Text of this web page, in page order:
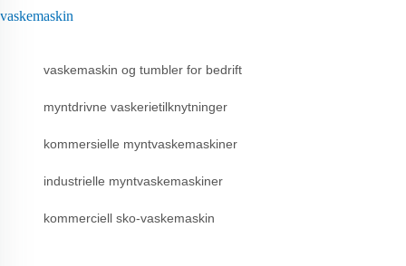
vaskemaskin
vaskemaskin og tumbler for bedrift
myntdrivne vaskerietilknytninger
kommersielle myntvaskemaskiner
industrielle myntvaskemaskiner
kommerciell sko-vaskemaskin